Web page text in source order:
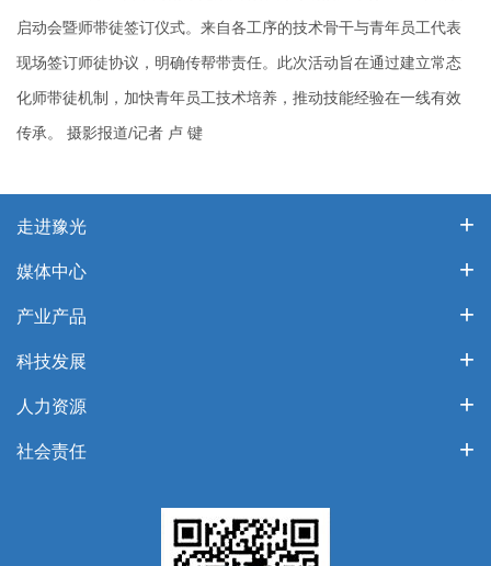
启动会暨师带徒签订仪式。来自各工序的技术骨干与青年员工代表
现场签订师徒协议，明确传帮带责任。此次活动旨在通过建立常态
化师带徒机制，加快青年员工技术培养，推动技能经验在一线有效
传承。 摄影报道/记者 卢 键
走进豫光
媒体中心
产业产品
科技发展
人力资源
社会责任